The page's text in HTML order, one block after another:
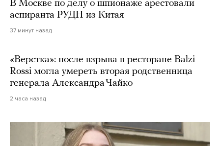
В Москве по делу о шпионаже арестовали
аспиранта РУДН из Китая
37 минут назад
«Верстка»: после взрыва в ресторане Balzi
Rossi могла умереть вторая родственница
генерала Александра Чайко
2 часа назад